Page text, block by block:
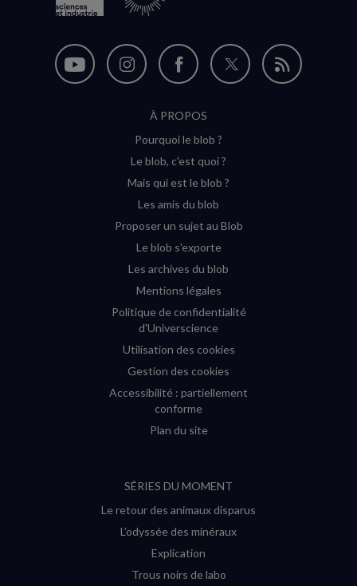
Nous
Nous
Instagram
(nouvelle
Nous
sur
Facebook
(nouvelle
Nous
Flux
À PROPOS
Pourquoi le blob ?
Le blob, c'est quoi ?
Mais qui est le blob ?
Les amis du blob
Proposer un sujet au Blob
Le blob s'exporte
Les archives du blob
Mentions légales
Politique de confidentialité
d'Universcience
Utilisation des cookies
Gestion des cookies
Accessibilité : partiellement
conforme
Plan du site
SÉRIES DU MOMENT
Le retour des animaux disparus
L’odyssée des minéraux
Explication
Trous noirs de labo